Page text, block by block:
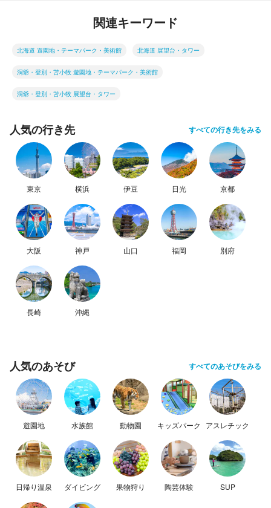
関連キーワード
北海道 遊園地・テーマパーク・美術館 北海道 展望台・タワー
洞爺・登別・苫小牧 遊園地・テーマパーク・美術館
洞爺・登別・苫小牧 展望台・タワー
人気の行き先 すべての行き先をみる
東京 横浜 伊豆 日光 京都
大阪 神戸 山口 福岡 別府
長崎 沖縄
人気のあそび すべてのあそびをみる
遊園地 水族館 動物園 キッズパーク アスレチック
日帰り温泉 ダイビング 果物狩り 陶芸体験 SUP